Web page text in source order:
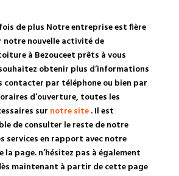
de plus Notre entreprise est fière
notre nouvelle activité de
à Bezouceet prêts à vous
obtenir plus d’informations
contacter par téléphone ou bien par
d’ouverture, toutes les
sur notre site. Il est
de consulter le reste de notre
services en rapport avec notre
page. n’hésitez pas à également
maintenant à partir de cette page